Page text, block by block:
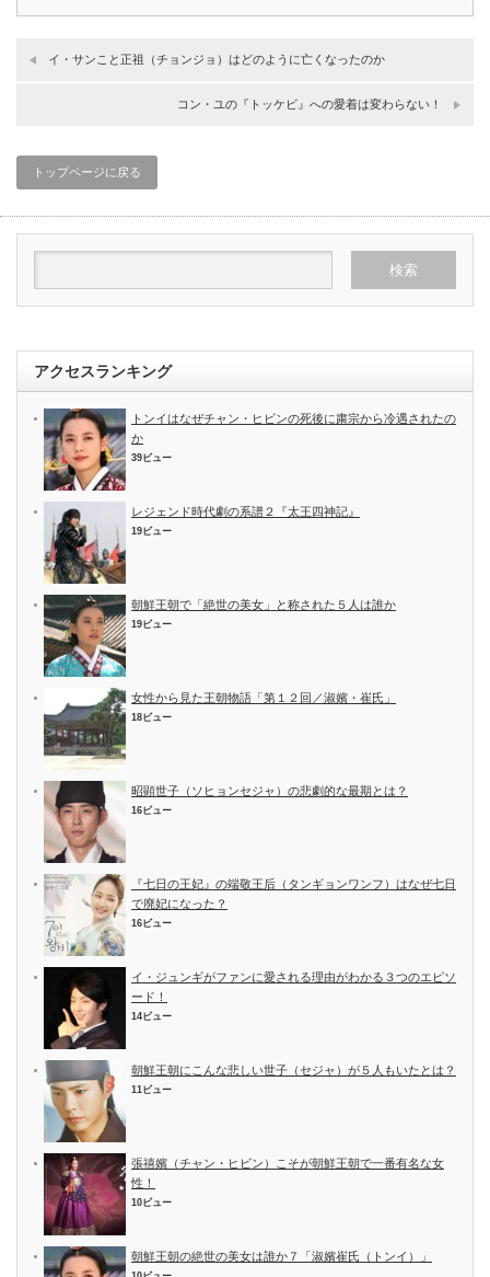
イ・サンこと正祖（チョンジョ）はどのように亡くなったのか
コン・ユの『トッケビ』への愛着は変わらない！
トップページに戻る
アクセスランキング
トンイはなぜチャン・ヒビンの死後に粛宗から冷遇されたの
か
39ビュー
レジェンド時代劇の系譜２『太王四神記』
19ビュー
朝鮮王朝で「絶世の美女」と称された５人は誰か
19ビュー
女性から見た王朝物語「第１２回／淑嬪・崔氏」
18ビュー
昭顕世子（ソヒョンセジャ）の悲劇的な最期とは？
16ビュー
『七日の王妃』の端敬王后（タンギョンワンフ）はなぜ七日
で廃妃になった？
16ビュー
イ・ジュンギがファンに愛される理由がわかる３つのエピソ
ード！
14ビュー
朝鮮王朝にこんな悲しい世子（セジャ）が５人もいたとは？
11ビュー
張禧嬪（チャン・ヒビン）こそが朝鮮王朝で一番有名な女
性！
10ビュー
朝鮮王朝の絶世の美女は誰か７「淑嬪崔氏（トンイ）」